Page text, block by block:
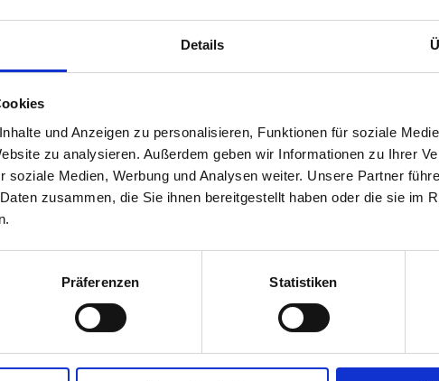
Details
und Anzeigen zu personalisieren, Funktionen für soziale
zu analysieren. Außerdem geben wir Informationen zu Ihrer
soziale Medien, Werbung und Analysen weiter. Unsere Partner
zusammen, die Sie ihnen bereitgestellt haben oder die sie im
Präferenzen Statistiken
im Oktober
und
Jascha
Freude war
ein
die
ein
für die
Teil
ausbauen Die Argenhof-Erlebnishunde